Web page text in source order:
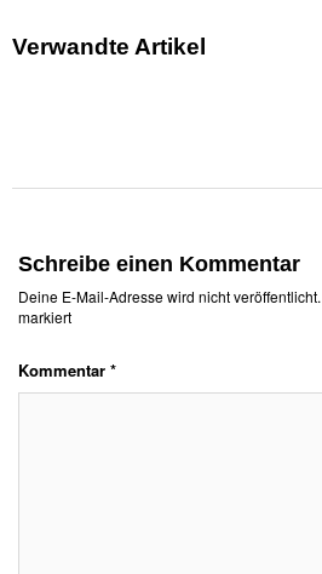
Verwandte Artikel
Schreibe einen Kommentar
Deine E-Mail-Adresse wird nicht veröffentlicht.
markiert
Kommentar *